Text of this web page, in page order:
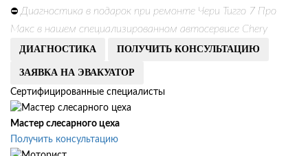
⛔ Диагностика в подарок при ремонте Чери Тигго 7 Про
Макс в нашем специализированном автосервисе Chery
ДИАГНОСТИКА ПОЛУЧИТЬ КОНСУЛЬТАЦИЮ
ЗАЯВКА НА ЭВАКУАТОР
Сертифицированные специалисты
Мастер слесарного цеха
Получить консультацию